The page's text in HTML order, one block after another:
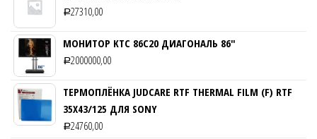
Р27310,00
МОНИТОР KTC 86C20 ДИАГОНАЛЬ 86″
Р2000000,00
ТЕРМОПЛЁНКА JUDCARE RTF THERMAL FILM (F) RTF
35Х43/125 ДЛЯ SONY
Р24760,00